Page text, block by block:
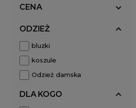
CENA
ODZIEŻ
bluzki
koszule
Odzież damska
DLA KOGO